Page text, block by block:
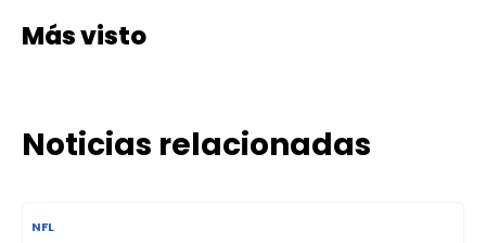
Más visto
Noticias relacionadas
NFL